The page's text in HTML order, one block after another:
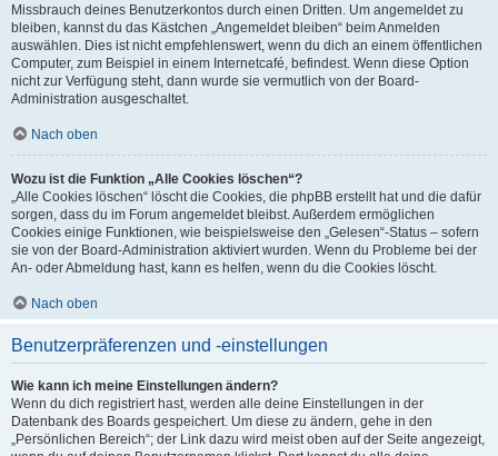
Missbrauch deines Benutzerkontos durch einen Dritten. Um angemeldet zu
bleiben, kannst du das Kästchen „Angemeldet bleiben“ beim Anmelden
auswählen. Dies ist nicht empfehlenswert, wenn du dich an einem öffentlichen
Computer, zum Beispiel in einem Internetcafé, befindest. Wenn diese Option
nicht zur Verfügung steht, dann wurde sie vermutlich von der Board-
Administration ausgeschaltet.
Nach oben
Wozu ist die Funktion „Alle Cookies löschen“?
„Alle Cookies löschen“ löscht die Cookies, die phpBB erstellt hat und die dafür
sorgen, dass du im Forum angemeldet bleibst. Außerdem ermöglichen
Cookies einige Funktionen, wie beispielsweise den „Gelesen“-Status – sofern
sie von der Board-Administration aktiviert wurden. Wenn du Probleme bei der
An- oder Abmeldung hast, kann es helfen, wenn du die Cookies löscht.
Nach oben
Benutzerpräferenzen und -einstellungen
Wie kann ich meine Einstellungen ändern?
Wenn du dich registriert hast, werden alle deine Einstellungen in der
Datenbank des Boards gespeichert. Um diese zu ändern, gehe in den
„Persönlichen Bereich“; der Link dazu wird meist oben auf der Seite angezeigt,